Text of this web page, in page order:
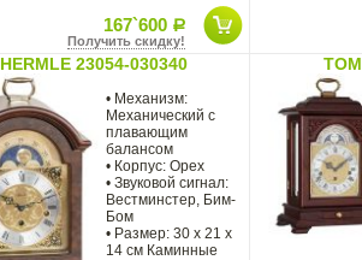
167`600 Р
Получить скидку!
HERMLE 23054-030340
• Механизм:
Механический с
плавающим
балансом
• Корпус: Орех
• Звуковой сигнал:
Вестминстер, Бим-
Бом
• Размер: 30 х 21 х
14 см Каминные